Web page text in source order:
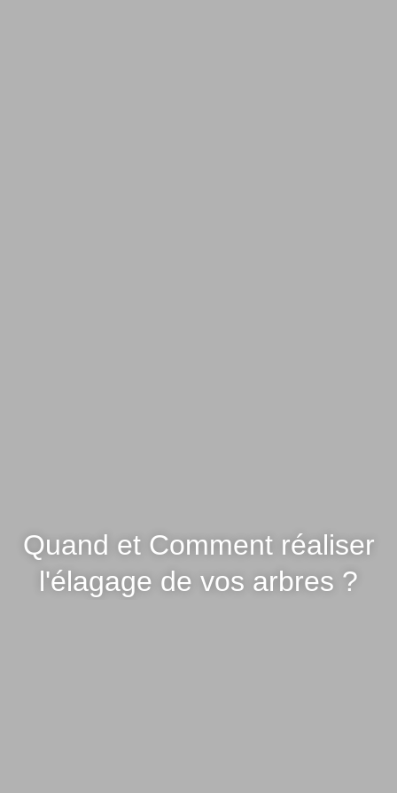
Quand et Comment réaliser
l'élagage de vos arbres ?